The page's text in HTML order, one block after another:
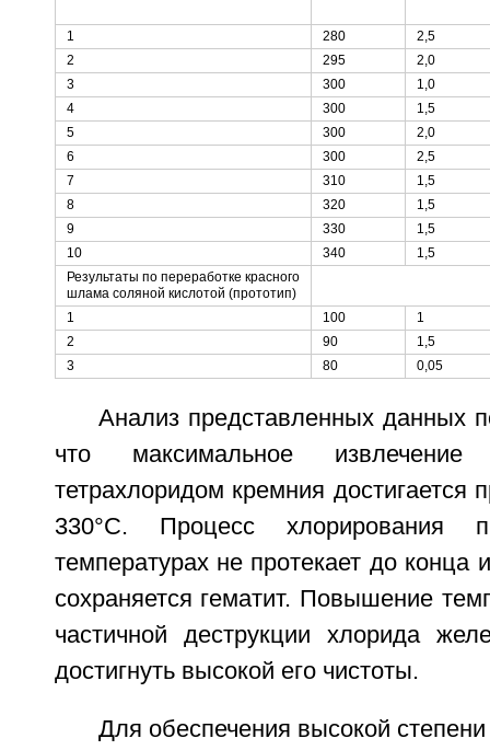
1 280
2,5
2
295
2,0
3
300
1,0
4
300
1,5
5
300
2,0
6
300
2,5
7
310
1,5
8
320
1,5
9
330
1,5
10
340
1,5
Результаты по переработке красного
шлама соляной кислотой (прототип)
1
100
1
2
90
1,5
3
80 0,05
Анализ представленных данных
что максимальное
тетрахлоридом кремния достигается
330°С. Процесс хлорирования
температурах не протекает до конца
сохраняется гематит. Повышение
частичной деструкции хлорида
достигнуть высокой его чистоты.
Для обеспечения высокой